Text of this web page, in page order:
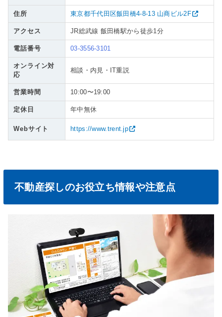
住所 東京都千代田区飯田橋4-8-13 山商ビル2F
アクセス JR総武線 飯田橋駅から徒歩1分
電話番号 03-3556-3101
オンライン対
応
相談・内見・IT重説
営業時間 10:00〜19:00
定休日 年中無休
Webサイト https://www.trent.jp
不動産探しのお役立ち情報や注意点